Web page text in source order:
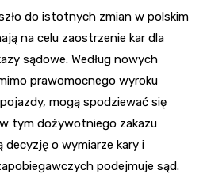
do istotnych zmian w polskim
na celu zaostrzenie kar dla
sądowe. Według nowych
prawomocnego wyroku
mogą spodziewać się
tym dożywotniego zakazu
o wymiarze kary i
podejmuje sąd.